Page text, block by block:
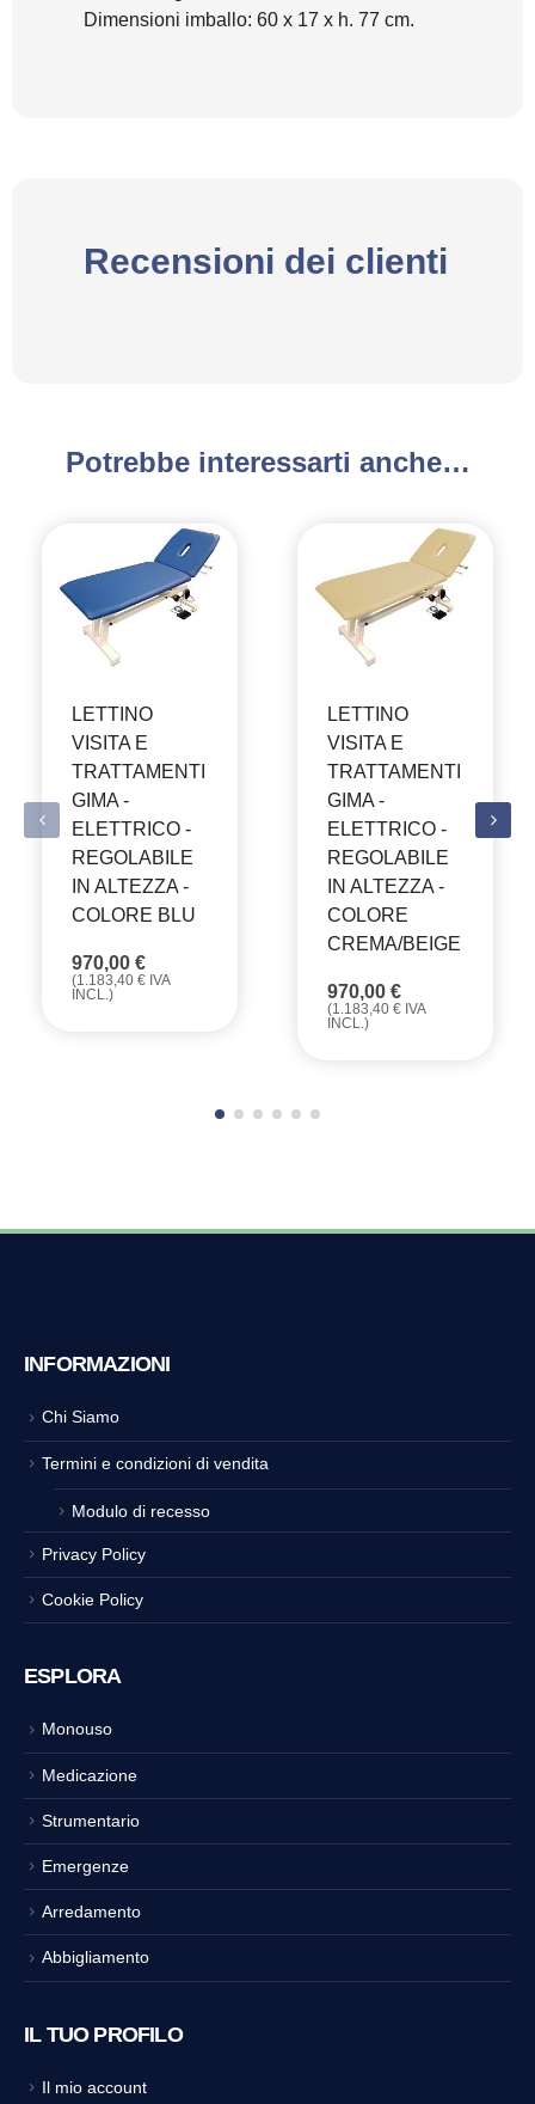
Dimensioni imballo: 60 x 17 x h. 77 cm.
Recensioni dei clienti
Potrebbe interessarti anche…
LETTINO
VISITA E
TRATTAMENTI
GIMA -
ELETTRICO -
REGOLABILE
IN ALTEZZA -
COLORE BLU
970,00 €
(1.183,40 € IVA
INCL.)
LETTINO
VISITA E
TRATTAMENTI
GIMA -
ELETTRICO -
REGOLABILE
IN ALTEZZA -
COLORE
CREMA/BEIGE
970,00 €
(1.183,40 € IVA
INCL.)
INFORMAZIONI
Chi Siamo
Termini e condizioni di vendita
Modulo di recesso
Privacy Policy
Cookie Policy
ESPLORA
Monouso
Medicazione
Strumentario
Emergenze
Arredamento
Abbigliamento
IL TUO PROFILO
Il mio account